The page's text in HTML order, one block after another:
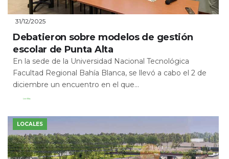
31/12/2025
Debatieron sobre modelos de gestión
escolar de Punta Alta
En la sede de la Universidad Nacional Tecnológica
Facultad Regional Bahía Blanca, se llevó a cabo el 2 de
diciembre un encuentro en el que...
Leer Más
LOCALES